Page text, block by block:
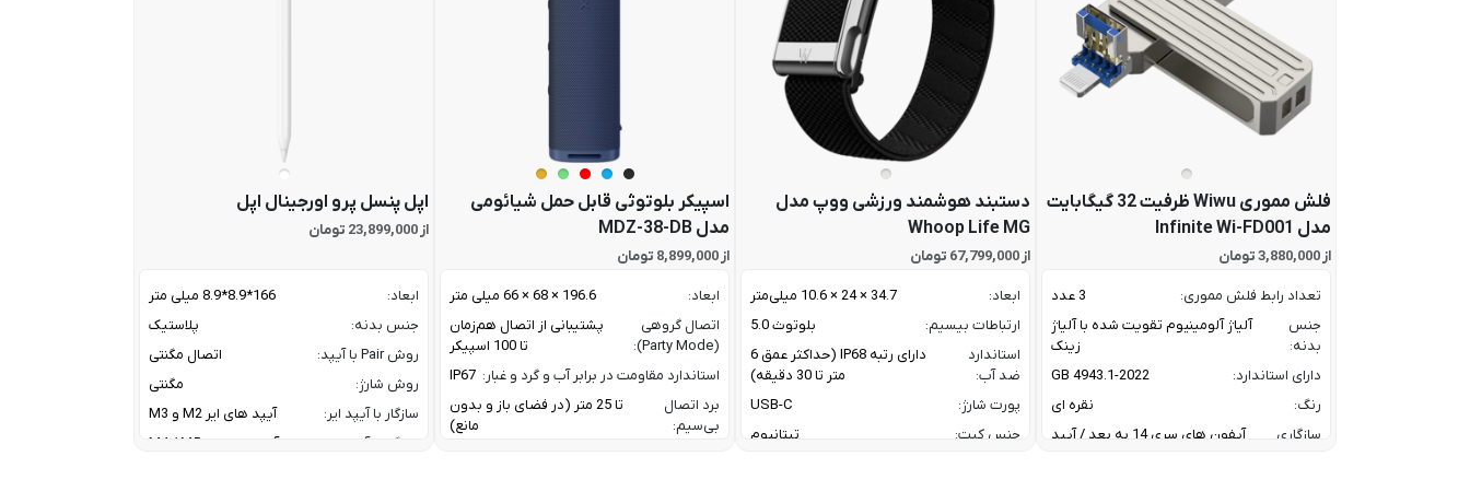
فلش مموری Wiwu ظرفیت 32 گیگابایت
مدل Infinite Wi-FD001
از 3,880,000 تومان
تعداد رابط فلش مموری:
3 عدد
جنس
بدنه:
آلیاژ آلومینیوم تقویت شده با آلیاژ
زینک
دارای استاندارد:
GB 4943.1-2022
رنگ:
نقره ای
سازگاری
آیفون های سری 14 به بعد / آیپد
دستبند هوشمند ورزشی ووپ مدل
Whoop Life MG
از 67,799,000 تومان
ابعاد:
34.7 × 24 × 10.6 میلی‌متر
ارتباطات بیسیم:
بلوتوث 5.0
استاندارد
ضد آب:
دارای رتبه IP68 (حداکثر عمق 6
متر تا 30 دقیقه)
پورت شارژ:
USB-C
جنس کیت:
تیتانیوم
اسپیکر بلوتوثی قابل حمل شیائومی
مدل MDZ-38-DB
از 8,899,000 تومان
ابعاد:
196.6 × 68 × 66 میلی متر
اتصال گروهی
(Party Mode):
پشتیبانی از اتصال هم‌زمان
تا 100 اسپیکر
استاندارد مقاومت در برابر آب و گرد و غبار: IP67
برد اتصال
بی‌سیم:
تا 25 متر (در فضای باز و بدون
مانع)
اپل پنسل پرو اورجینال اپل
از 23,899,000 تومان
ابعاد:
166*8.9*8.9 میلی متر
جنس بدنه:
پلاستیک
روش Pair با آیپد:
اتصال مگنتی
روش شارژ:
مگنتی
سازگار با آیپد ایر:
آیپد های ایر M2 و M3
سازگار با آیپد پرو:
آیپد پرو های M4 / M5